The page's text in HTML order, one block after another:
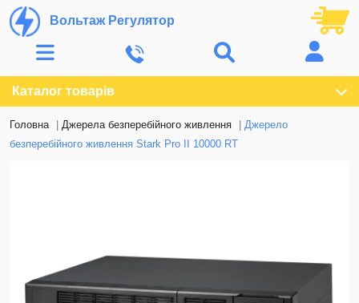
Вольтаж Регулятор
Каталог товарів
Головна Джерела безперебійного живлення
Джерело
безперебійного живлення Stark Pro II 10000 RT